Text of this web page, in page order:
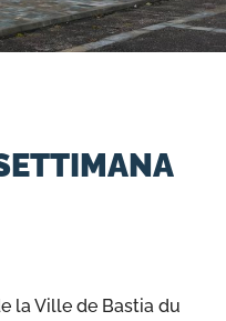
la Ville de Bastia du